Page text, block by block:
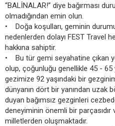
“BALİNALAR!” diye bağırması
olmadığından emin olun.
• Doğa koşulları, geminin
nedenlerden dolayı FEST Travel
hakkına sahiptir.
• Bu tür gemi seyahatine çıkan
olup, çoğunluğu genellikle 45 - 65
gezimize 92 yaşındaki bir
dünyanın dört bir yanından uzak
duyan bağımsız gezginleri
deneyiminin önemli bir
milletlerden oluşmaktadır.